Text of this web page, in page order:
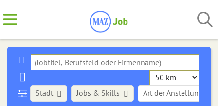
Stadt Art der Anstellung
Jobs & Skills